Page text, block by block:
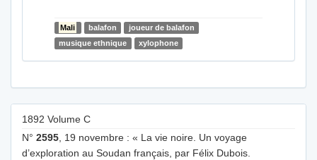
Mali balafon
joueur de balafon
musique ethnique
xylophone
1892 Volume C
N° 2595 , 19 novembre : « La vie noire. Un voyage
d’exploration au Soudan français, par Félix Dubois.